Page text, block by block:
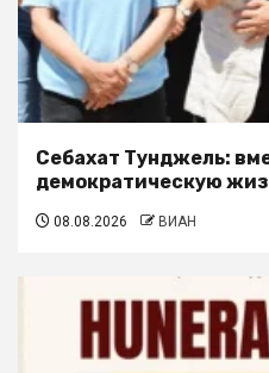
Себахат Тунджель:
демократическую
08.08.2026 ВИАН